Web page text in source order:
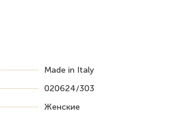
Made in Italy
020624/303
Женские